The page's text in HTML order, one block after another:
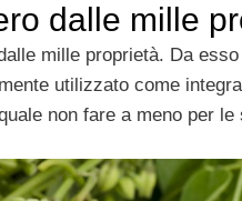
dalle mille
mille proprietà. Da
utilizzato come
non fare a meno per